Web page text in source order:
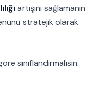
artışını sağlamanın
stratejik olarak
sınıflandırmalısın: